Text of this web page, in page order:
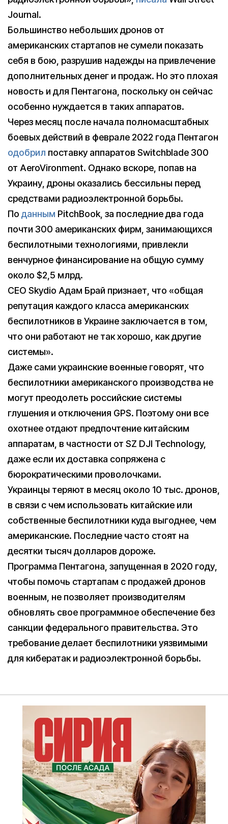
Journal.
Большинство небольших дронов от
американских стартапов не сумели показать
себя в бою, разрушив надежды на привлечение
дополнительных денег и продаж. Но это плохая
новость и для Пентагона, поскольку он сейчас
особенно нуждается в таких аппаратов.
Через месяц после начала полномасштабных
боевых действий в феврале 2022 года Пентагон
одобрил поставку аппаратов Switchblade 300
от AeroVironment. Однако вскоре, попав на
Украину, дроны оказались бессильны перед
средствами радиоэлектронной борьбы.
По данным PitchBook, за последние два года
почти 300 американских фирм, занимающихся
беспилотными технологиями, привлекли
венчурное финансирование на общую сумму
около $2,5 млрд.
CEO Skydio Адам Брай признает, что «общая
репутация каждого класса американских
беспилотников в Украине заключается в том,
что они работают не так хорошо, как другие
системы».
Даже сами украинские военные говорят, что
беспилотники американского производства не
могут преодолеть российские системы
глушения и отключения GPS. Поэтому они все
охотнее отдают предпочтение китайским
аппаратам, в частности от SZ DJI Technology,
даже если их доставка сопряжена с
бюрократическими проволочками.
Украинцы теряют в месяц около 10 тыс. дронов,
в связи с чем использовать китайские или
собственные беспилотники куда выгоднее, чем
американские. Последние часто стоят на
десятки тысяч долларов дороже.
Программа Пентагона, запущенная в 2020 году,
чтобы помочь стартапам с продажей дронов
военным, не позволяет производителям
обновлять свое программное обеспечение без
санкции федерального правительства. Это
требование делает беспилотники уязвимыми
для кибератак и радиоэлектронной борьбы.